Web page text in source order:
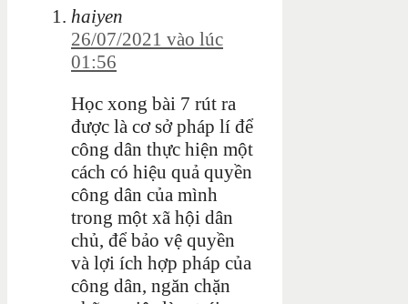
haiyen
26/07/2021 vào lúc
01:56
Học xong bài 7 rút ra
được là cơ sở pháp lí để
công dân thực hiện một
cách có hiệu quả quyền
công dân của mình
trong một xã hội dân
chủ, để bảo vệ quyền
và lợi ích hợp pháp của
công dân, ngăn chặn